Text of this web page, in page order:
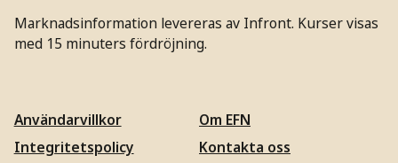
Marknadsinformation levereras av Infront. Kurser visas
med 15 minuters fördröjning.
Användarvillkor
Integritetspolicy
Om EFN
Kontakta oss